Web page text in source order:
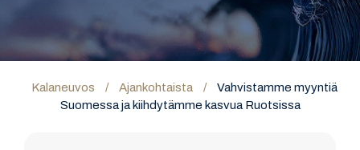
Kalaneuvos / Ajankohtaista /
Vahvistamme myyntiä
Suomessa ja kiihdytämme kasvua Ruotsissa